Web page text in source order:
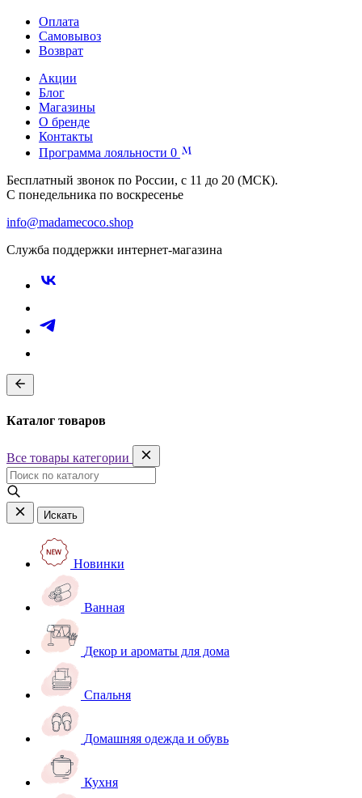
Оплата
Самовывоз
Возврат
Акции
Блог
Магазины
О бренде
Контакты
Программа лояльности 0
Бесплатный звонок по России, с 11 до 20 (МСК).
С понедельника по воскресенье
info@madamecoco.shop
Служба поддержки интернет-магазина
Каталог товаров
Все товары категории
Искать
Новинки
Ванная
Декор и ароматы для дома
Спальня
Домашняя одежда и обувь
Кухня